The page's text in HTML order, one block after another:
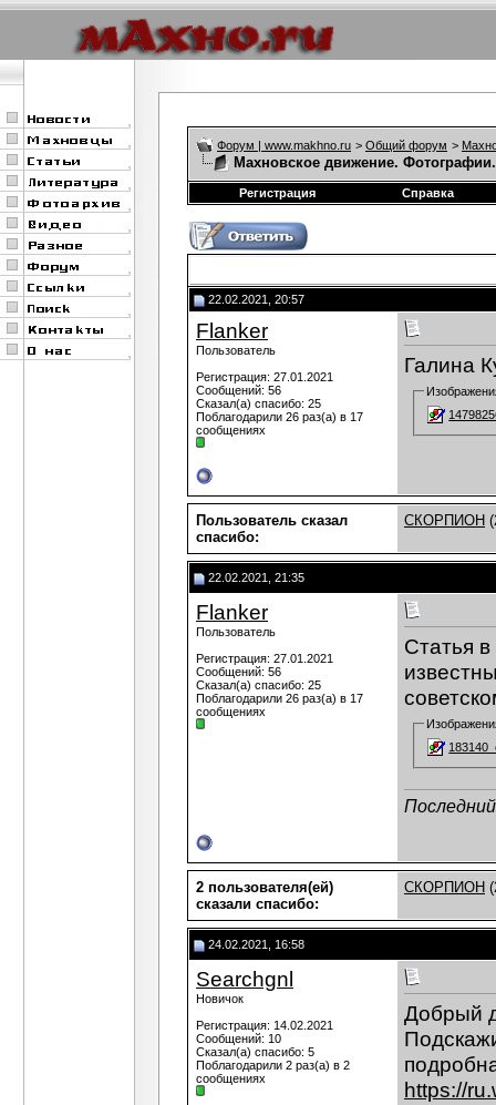
Форум | www.makhno.ru > Общий форум >
Махновское движение. Фотографии.
Регистрация Справка
22.02.2021, 20:57
Flanker
Пользователь
Регистрация: 27.01.2021
Сообщений: 56
Сказал(а) спасибо: 25
Поблагодарили 26 раз(а) в 17
сообщениях
Галина
Пользователь сказал
cпасибо:
СКОРПИОН
22.02.2021, 21:35
Flanker
Пользователь
Регистрация: 27.01.2021
Сообщений: 56
Сказал(а) спасибо: 25
Поблагодарили 26 раз(а) в 17
сообщениях
Статья
2 пользователя(ей)
сказали cпасибо:
СКОРПИОН
24.02.2021, 16:58
Searchgnl
Новичок
Регистрация: 14.02.2021
Сообщений: 10
Сказал(а) спасибо: 5
Поблагодарили 2 раз(а) в 2
сообщениях
Добрый
https://